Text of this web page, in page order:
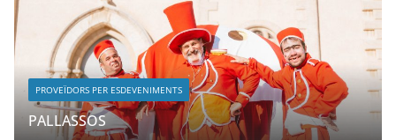
PROVEÏDORS PER ESDEVENIMENTS
PALLASSOS